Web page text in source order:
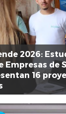
2026:
Empresas de
16